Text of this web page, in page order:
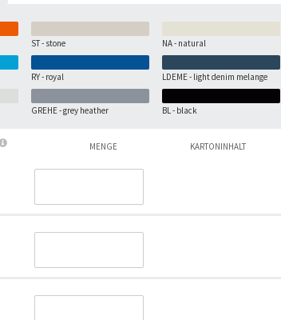
ST - stone NA - natural
RY - royal LDEME - light denim melange
GREHE - grey heather BL - black
MENGE KARTONINHALT